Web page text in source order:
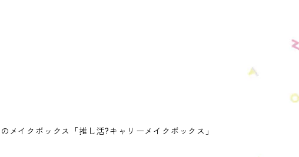
イクボックス「推し活?キャリーメイクボックス」